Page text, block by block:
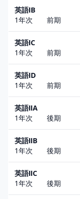
英語ⅠB
1年次 前期
英語ⅠC
1年次 前期
英語ⅠD
1年次 前期
英語ⅡA
1年次 後期
英語ⅡB
1年次 後期
英語ⅡC
1年次 後期